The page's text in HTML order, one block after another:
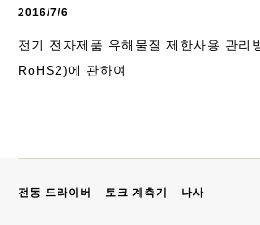
2016/7/6
전기 전자제품 유해물질 제한사용 관리
RoHS2)에 관하여
전동 드라이버 토크 계측기 나사